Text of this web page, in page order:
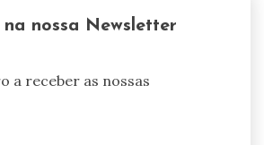
na nossa Newsletter
a receber as nossas